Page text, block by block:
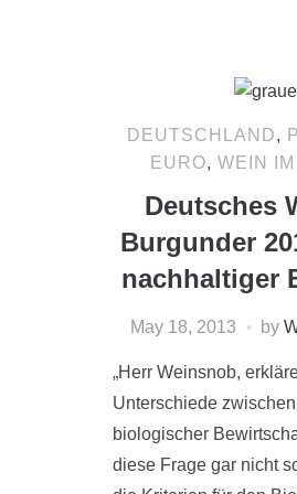
DEUTSCHLAND,
EURO, WEIN
Deutsches
Burgunder
nachhaltiger
May 18, 2013 by
„Herr Weinsnob,
Unterschiede
biologischer
diese Frage gar nicht